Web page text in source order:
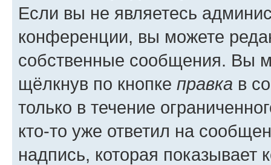
Если вы не являетесь
конференции, вы можете
собственные сообщения. Вы
щёлкнув по кнопке правка в
только в течение
кто-то уже ответил на
надпись, которая показывает